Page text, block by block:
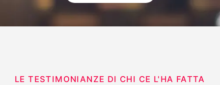
LE TESTIMONIANZE DI CHI CE L'HA FATTA